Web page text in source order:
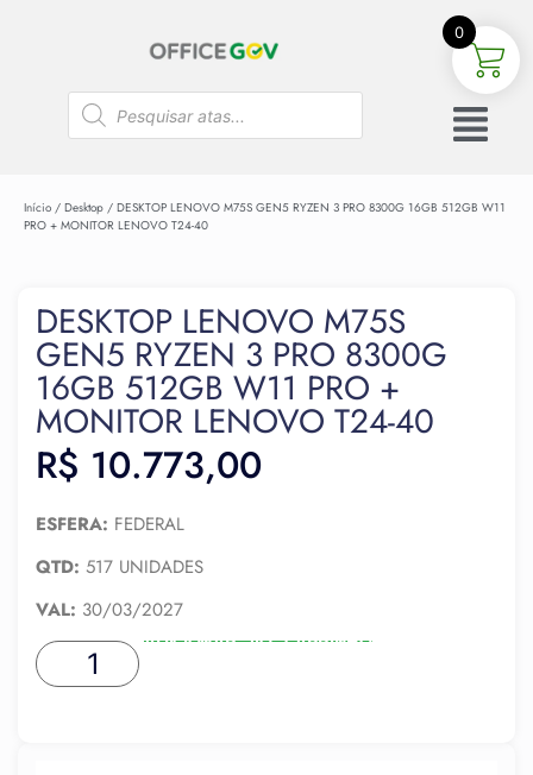
Início / Desktop / DESKTOP LENOVO M75S GEN5 RYZEN 3 PRO 8300G 16GB 512GB W11
PRO + MONITOR LENOVO T24-40
DESKTOP LENOVO M75S
GEN5 RYZEN 3 PRO 8300G
16GB 512GB W11 PRO +
MONITOR LENOVO T24-40
R$ 10.773,00
ESFERA: FEDERAL
QTD: 517 UNIDADES
VAL: 30/03/2027
ADICIONAR AO CARRINHO
0